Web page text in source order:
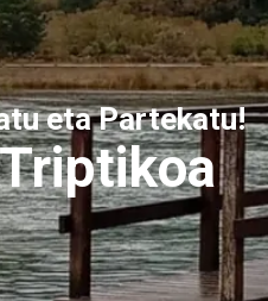
eta Partekatu!